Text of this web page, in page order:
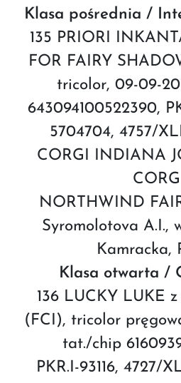
Klasa pośrednia /
135 PRIORI
FOR FAIRY
tricolor, 09-09-
643094100522390,
5704704, 4757/
CORGI INDIANA
NORTHWIND
Syromolotova A.I.,
Kamracka,
Klasa otwarta /
136 LUCKY LUKE
(FCI), tricolor
tat./chip
PKR.I-93116, 4727/